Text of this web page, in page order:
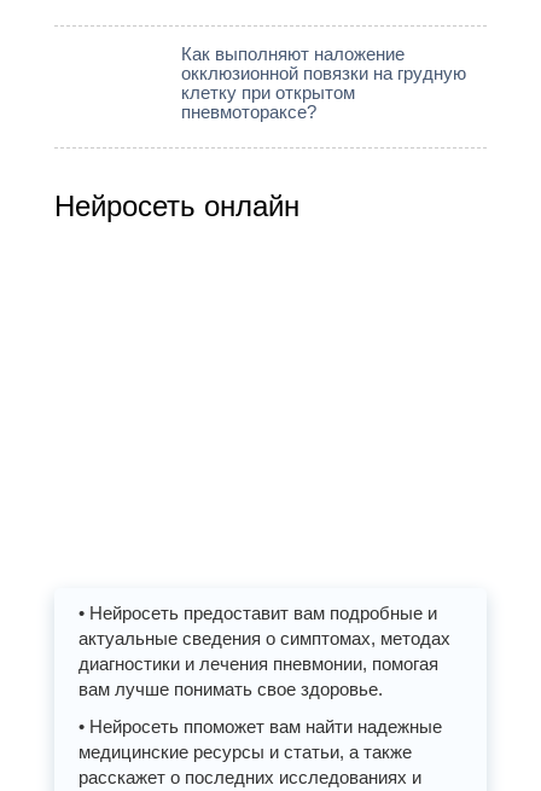
Как выполняют наложение
окклюзионной повязки на грудную
клетку при открытом
пневмотораксе?
Нейросеть онлайн
• Нейросеть предоставит вам подробные и
актуальные сведения о симптомах, методах
диагностики и лечения пневмонии, помогая
вам лучше понимать свое здоровье.
• Нейросеть ппоможет вам найти надежные
медицинские ресурсы и статьи, а также
расскажет о последних исследованиях и